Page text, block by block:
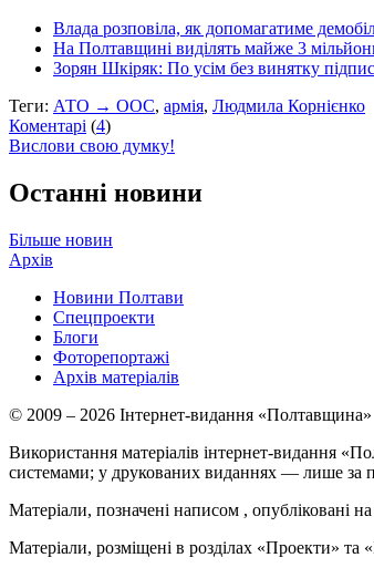
Влада розповіла, як допомагатиме
На Полтавщині виділять майже 3
Зорян Шкіряк: По усім без винятку
Теги: АТО → ООС, армія, Людмила Корнієнко
Коментарі (4)
Вислови свою думку!
Останні новини
Більше новин
Архів
Новини Полтави
Спецпроекти
Блоги
Фоторепортажі
Архів матеріалів
© 2009 – 2026 Інтернет-видання «Полтавщина»
Використання матеріалів інтернет-видання
системами; у друкованих виданнях — лише за
Матеріали, позначені написом , опубліковані
Матеріали, розміщені в розділах «Проекти» та